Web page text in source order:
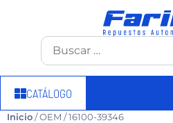
CATÁLOGO
Inicio/ OEM / 16100-39346